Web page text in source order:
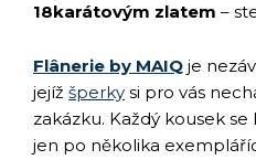
18karátovým zlatem –
Flânerie by MAIQ je
jejíž šperky si pro vás
zakázku. Každý kousek
jen po několika